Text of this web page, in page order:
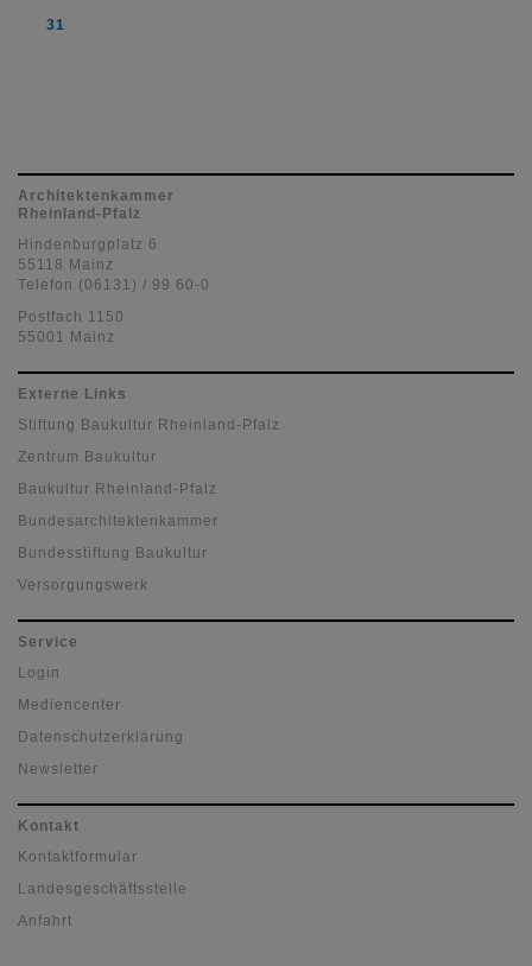
31
Architektenkammer
Rheinland-Pfalz
Hindenburgplatz 6
55118 Mainz
Telefon (06131) / 99 60-0
Postfach 1150
55001 Mainz
Externe Links
Stiftung Baukultur Rheinland-Pfalz
Zentrum Baukultur
Baukultur Rheinland-Pfalz
Bundesarchitektenkammer
Bundesstiftung Baukultur
Versorgungswerk
Service
Login
Mediencenter
Datenschutzerklärung
Newsletter
Kontakt
Kontaktformular
Landesgeschäftsstelle
Anfahrt